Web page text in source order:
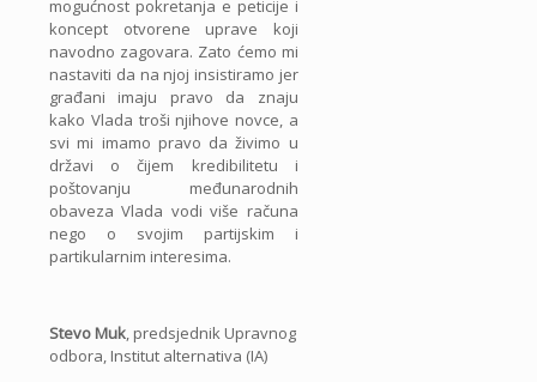
mogućnost pokretanja e peticije i
koncept otvorene uprave koji
navodno zagovara. Zato ćemo mi
nastaviti da na njoj insistiramo jer
građani imaju pravo da znaju
kako Vlada troši njihove novce, a
svi mi imamo pravo da živimo u
državi o čijem kredibilitetu i
poštovanju međunarodnih
obaveza Vlada vodi više računa
nego o svojim partijskim i
partikularnim interesima.
Stevo Muk, predsjednik Upravnog
odbora, Institut alternativa (IA)